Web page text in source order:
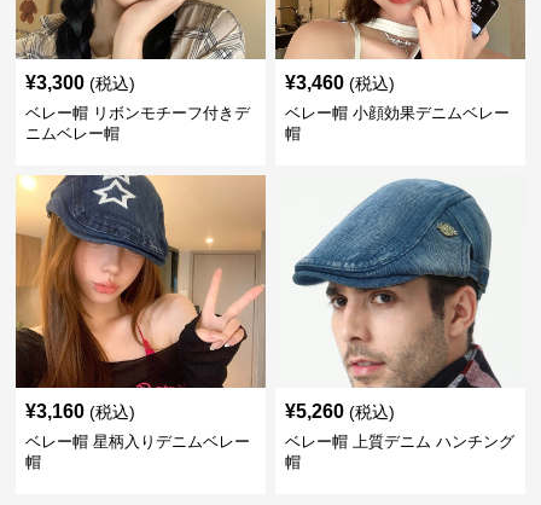
¥3,300 (税込)
ベレー帽 リボンモチーフ付きデ
ニムベレー帽
¥3,460 (税込)
ベレー帽 小顔効果デニムベレー
帽
¥3,160 (税込)
ベレー帽 星柄入りデニムベレー
帽
¥5,260 (税込)
ベレー帽 上質デニム ハンチング
帽